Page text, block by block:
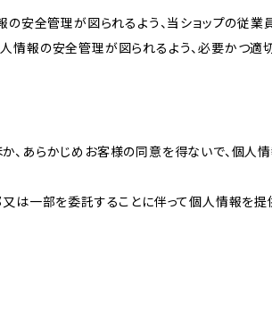
安全管理が図られるよう、当ショップの従業
報の安全管理が図られるよう、必要かつ適
あらかじめお客様の同意を得ないで、個人
は一部を委託することに伴って個人情報を